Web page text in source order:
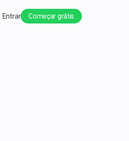
Entrar Começar grátis